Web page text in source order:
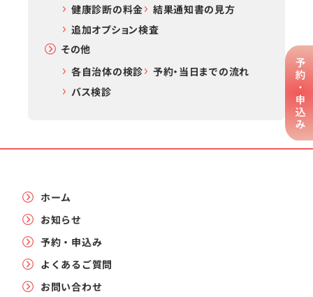
健康診断の料金
結果通知書の見方
追加オプション検査
その他
各自治体の検診
予約・当日までの流れ
バス検診
ホーム
お知らせ
予約・申込み
よくあるご質問
お問い合わせ